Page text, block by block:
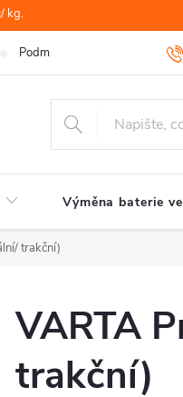
kg.
Podmínky ochrany osobních
Výměna baterie
trakční)
VARTA
trakční)